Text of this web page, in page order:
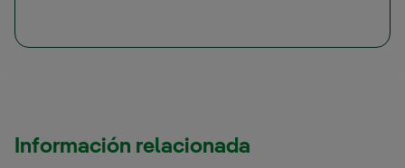
Información relacionada